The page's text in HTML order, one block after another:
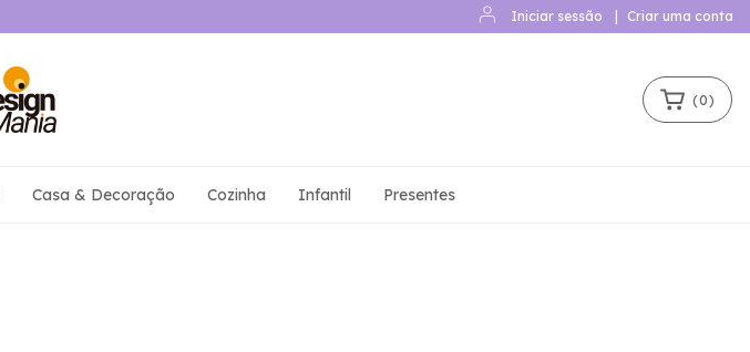
Iniciar sessão Criar uma conta
(0)
Casa & Decoração Cozinha Infantil Presentes